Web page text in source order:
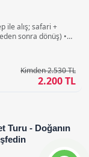
ile alış; safari +
sonra dönüş) •
noktasına
konforlu ve klimalı
Kimden 2.530 TL
2.200 TL
Turu - Doğanın